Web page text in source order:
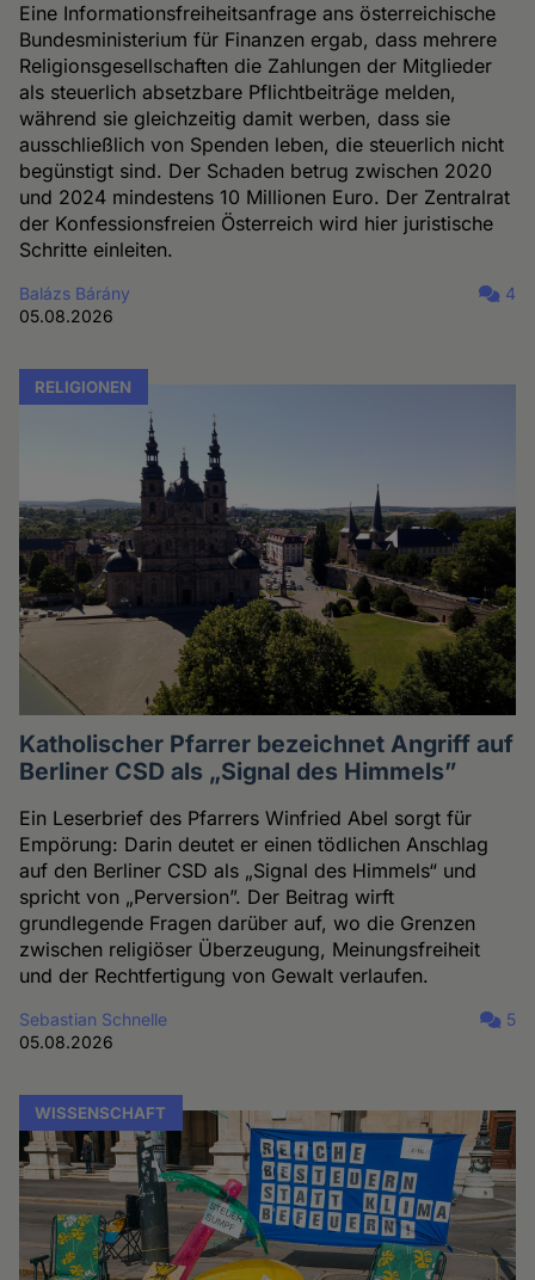
Eine Informationsfreiheitsanfrage ans österreichische
Bundesministerium für Finanzen ergab, dass mehrere
Religionsgesellschaften die Zahlungen der Mitglieder
als steuerlich absetzbare Pflichtbeiträge melden,
während sie gleichzeitig damit werben, dass sie
ausschließlich von Spenden leben, die steuerlich nicht
begünstigt sind. Der Schaden betrug zwischen 2020
und 2024 mindestens 10 Millionen Euro. Der Zentralrat
der Konfessionsfreien Österreich wird hier juristische
Schritte einleiten.
Balázs Bárány
05.08.2026
4
RELIGIONEN
Katholischer Pfarrer bezeichnet Angriff auf
Berliner CSD als „Signal des Himmels”
Ein Leserbrief des Pfarrers Winfried Abel sorgt für
Empörung: Darin deutet er einen tödlichen Anschlag
auf den Berliner CSD als „Signal des Himmels“ und
spricht von „Perversion”. Der Beitrag wirft
grundlegende Fragen darüber auf, wo die Grenzen
zwischen religiöser Überzeugung, Meinungsfreiheit
und der Rechtfertigung von Gewalt verlaufen.
Sebastian Schnelle
05.08.2026
5
WISSENSCHAFT